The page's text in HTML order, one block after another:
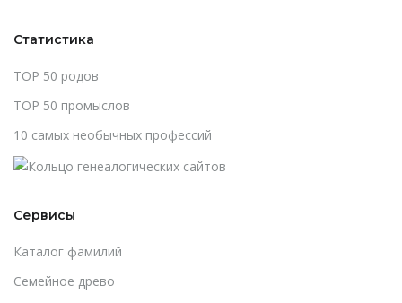
Статистика
TOP 50 родов
TOP 50 промыслов
10 самых необычных профессий
Сервисы
Каталог фамилий
Cемейное древо